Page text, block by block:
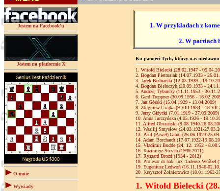
Jestem na Facebook'u
Jestem na platformie X
O mnie
Wywiady
1. W przykładach z
2. W partiach
Ku pamięci Tych, którzy nas
1. Witold Bielecki (28.02.1947 -
2. Bogdan Pietrusiak (14.07.1933 -
3. Jacek Bednarski (12.03.1939 -
4. Bogdan Bieluczyk (20.09.1933 -
5. Andrzej Tyburczy (11.11.1953 -
6. Gerd Treppner (30.09.1956 -
7. Jan Górski (15.04.1929 - 13.04.2009)
8. Zbigniew Czajka (9 VIII 1934 - 18 VII
9. Jerzy Giżycki (7.01.1919 - 27.09.2009)
10. Anna Jurczyńska (4.05.1926 -
11. Alfred Obszański (9.08.1940-
12. Wasilij Smysłow (24.03.1921-
13. Paul (Paweł) Graul (26.06.1923-
14. Adam Borchardt (17.07.1922-
15. Vladimir Budde (24. 12. 1952 -
16. Kazimierz Strzała (1939-2011)
17. Ryszard Drozd (1934 - 2012)
18. Profesor dr hab. inż. Tadeusz Wróbel
19. Eugeniusz Ledwoń (16.11.1946-
20. Krzysztof Żołnierowicz (18.01.1962-
1. Witold Bielecki